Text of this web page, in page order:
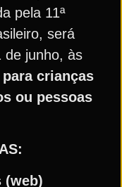
pela 11ª
será
de junho, às
crianças
ou pessoas
(web)